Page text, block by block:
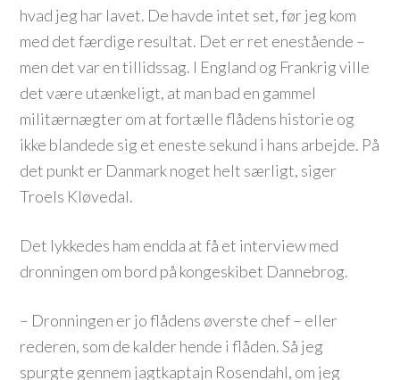
hvad jeg har lavet. De havde intet set, før jeg kom
med det færdige resultat. Det er ret enestående –
men det var en tillidssag. I England og Frankrig ville
det være utænkeligt, at man bad en gammel
militærnægter om at fortælle flådens historie og
ikke blandede sig et eneste sekund i hans arbejde. På
det punkt er Danmark noget helt særligt, siger
Troels Kløvedal.
Det lykkedes ham endda at få et interview med
dronningen om bord på kongeskibet Dannebrog.
– Dronningen er jo flådens øverste chef – eller
rederen, som de kalder hende i flåden. Så jeg
spurgte gennem jagtkaptajn Rosendahl, om jeg